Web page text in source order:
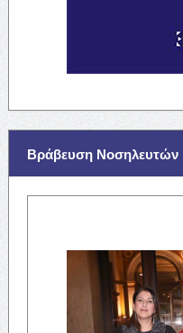
Βράβευση Νοσηλευτών